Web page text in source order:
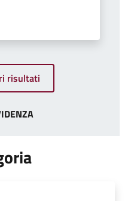
risultati